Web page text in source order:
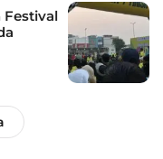
Festival